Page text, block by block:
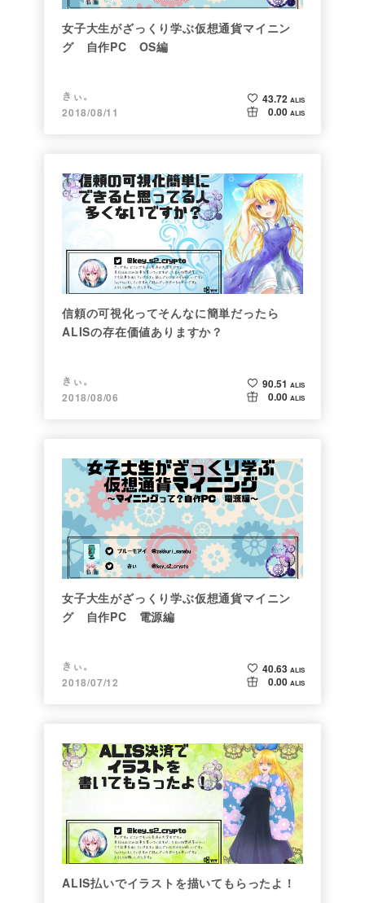
女子大生がざっくり学ぶ仮想通貨マイニン
グ 自作PC OS編
きぃ。
2018/08/11
43.72 ALIS
0.00 ALIS
信頼の可視化ってそんなに簡単だったら
ALISの存在価値ありますか？
きぃ。
2018/08/06
90.51 ALIS
0.00 ALIS
女子大生がざっくり学ぶ仮想通貨マイニン
グ 自作PC 電源編
きぃ。
2018/07/12
40.63 ALIS
0.00 ALIS
ALIS払いでイラストを描いてもらったよ！